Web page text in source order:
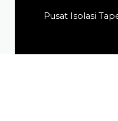
Pusat Isolasi